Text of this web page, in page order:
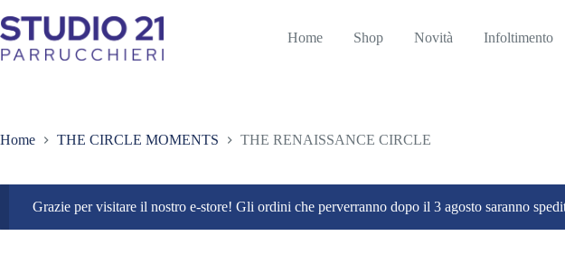
al
contenuto
Home Shop Novità Infoltimento
Home THE CIRCLE MOMENTS THE RENAISSANCE CIRCLE
Grazie per visitare il nostro e-store! Gli ordini che perverranno dopo il 3 agosto saranno